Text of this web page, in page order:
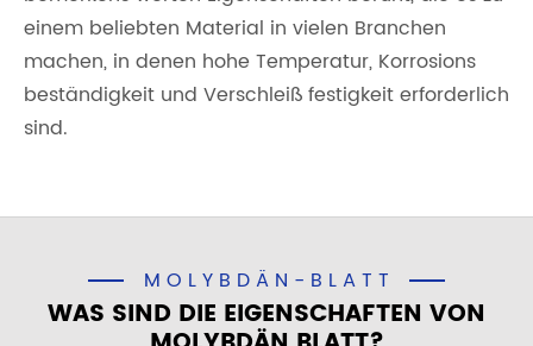
einem beliebten Material in vielen Branchen
machen, in denen hohe Temperatur, Korrosions
beständigkeit und Verschleiß festigkeit erforderlich
sind.
MOLYBDÄN-BLATT
WAS SIND DIE EIGENSCHAFTEN VON